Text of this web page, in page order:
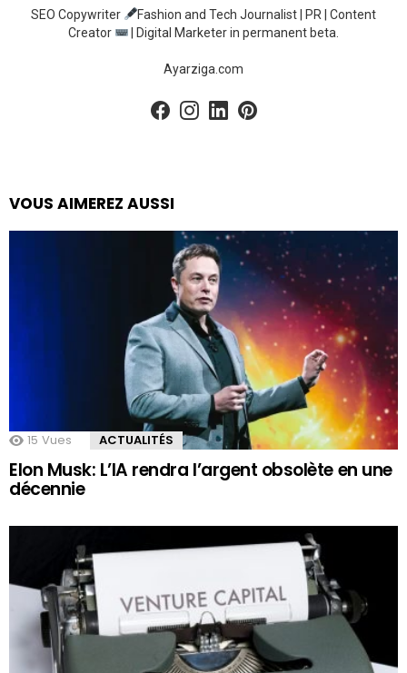
SEO Copywriter
Fashion and Tech Journalist | PR | Content
Creator
| Digital Marketer in permanent beta.
Ayarziga.com
VOUS AIMEREZ AUSSI
15 Vues ACTUALITÉS
Elon Musk: L’IA rendra l’argent obsolète en une
décennie